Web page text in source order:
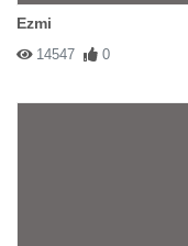
Ezmi
14547 0